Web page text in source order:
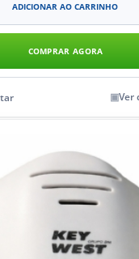
ADICIONAR AO CARRINHO
COMPRAR AGORA
Ver